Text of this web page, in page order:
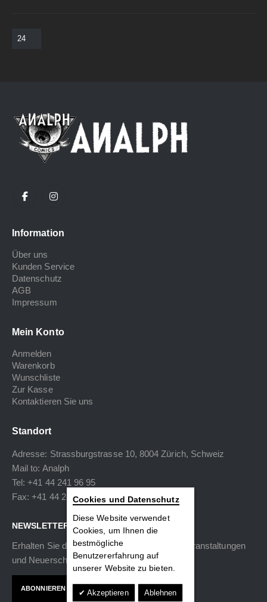
Information
Über uns
Kunden Service
Datenschutz
AGB
Impressum
Mein Konto
Anmelden
Warenkorb
Wunschliste
Zur Kasse
Kontaktieren Sie uns
Standort
Adresse: Strassburgstrasse 10, 8004 Zürich, Schweiz
Mail to: Analph
Tel: +41 44 241 96 95
Fax: +41 44 240 34 40
NEWSLETTER
Erhalten Sie die neuesten Informationen zu Veranstaltungen
und Neuerscheinungen.
ABONNIEREN
Cookies und Datenschutz
Diese Website verwendet
Cookies, um Ihnen die
bestmögliche
Benutzererfahrung auf
unserer Website zu bieten.
Akzeptieren Ablehnen